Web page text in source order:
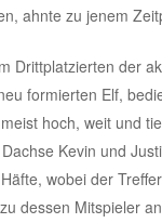
ahnte zu jenem
Drittplatzierten der
formierten Elf,
hoch, weit und
Kevin und
wobei der
dessen Mitspieler